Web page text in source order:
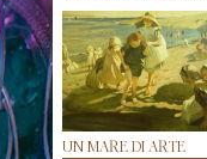
UN MARE DI ARTE